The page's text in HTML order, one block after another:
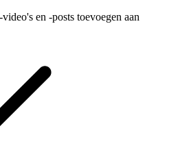
en -posts toevoegen aan